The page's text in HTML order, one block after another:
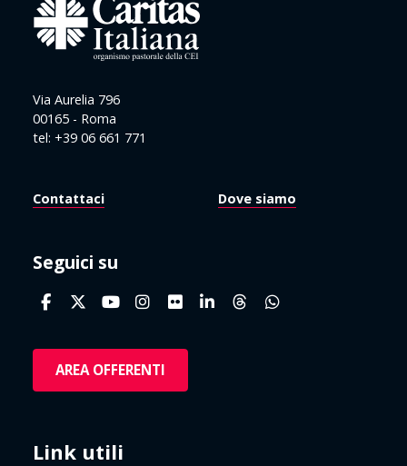
Via Aurelia 796
00165 - Roma
tel: +39 06 661 771
Contattaci Dove siamo
Seguici su
AREA OFFERENTI
Link utili